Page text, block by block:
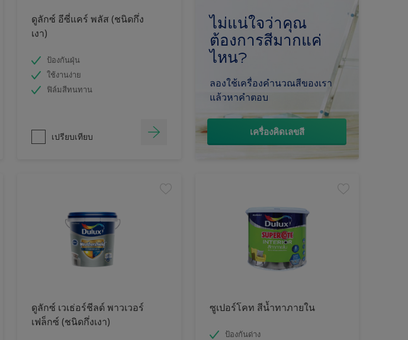
ดูลักซ์ อีซี่แคร์ พลัส (ชนิดกึ่ง
เงา)
ป้องกันฝุ่น
ใช้งานง่าย
ฟิล์มสีทนทาน
เปรียบเทียบ
ไม่แน่ใจว่าคุณ
ต้องการสีมากแค่
ไหน?
ลองใช้เครื่องคำนวณสีของเรา
แล้วหาคำตอบ
เครื่องคิดเลขสี
ดูลักซ์ เวเธ่อร์ชีลด์ พาวเวอร์
เฟล็กซ์ (ชนิดกึ่งเงา)
ซูเปอร์โคท สีน้ำทาภายใน
ป้องกันด่าง